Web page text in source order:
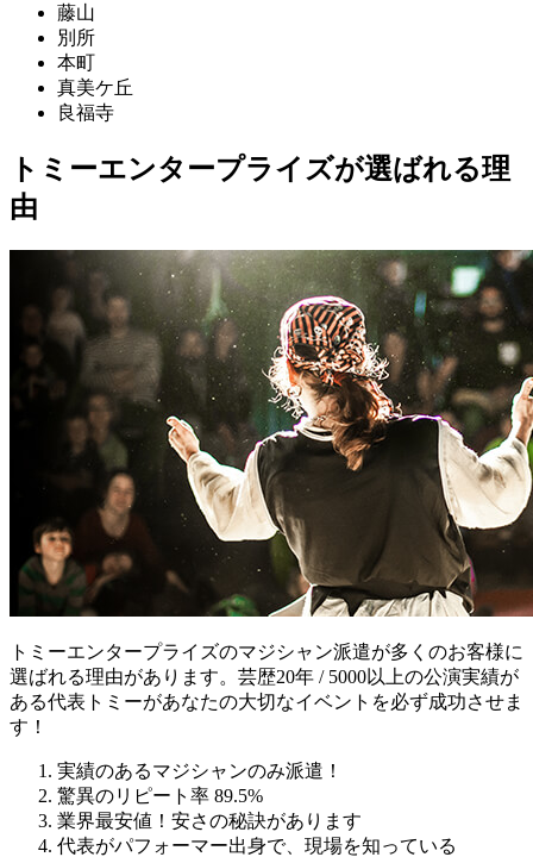
藤山
別所
本町
真美ケ丘
良福寺
トミーエンタープライズが選ばれる理
由
トミーエンタープライズのマジシャン派遣が多くのお客様に
選ばれる理由があります。芸歴20年 / 5000以上の公演実績が
ある代表トミーがあなたの大切なイベントを必ず成功させま
す！
実績のあるマジシャンのみ派遣！
驚異のリピート率 89.5%
業界最安値！安さの秘訣があります
代表がパフォーマー出身で、現場を知っている